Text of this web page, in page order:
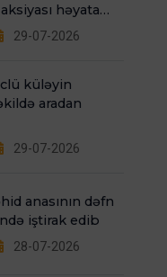
həyata
29-07-2026
küləyin
aradan
29-07-2026
anasının dəfn
iştirak edib
28-07-2026